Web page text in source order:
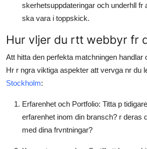
skerhetsuppdateringar och underhll fr
ska vara i toppskick.
Hur vljer du rtt webbyr fr
Att hitta den perfekta matchningen handlar
Hr r ngra viktiga aspekter att vervga nr du
Stockholm:
Erfarenhet och Portfolio: Titta p
erfarenhet inom din bransch? r deras
med dina frvntningar?